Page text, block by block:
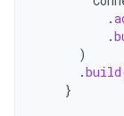
.
.
)
.build
}